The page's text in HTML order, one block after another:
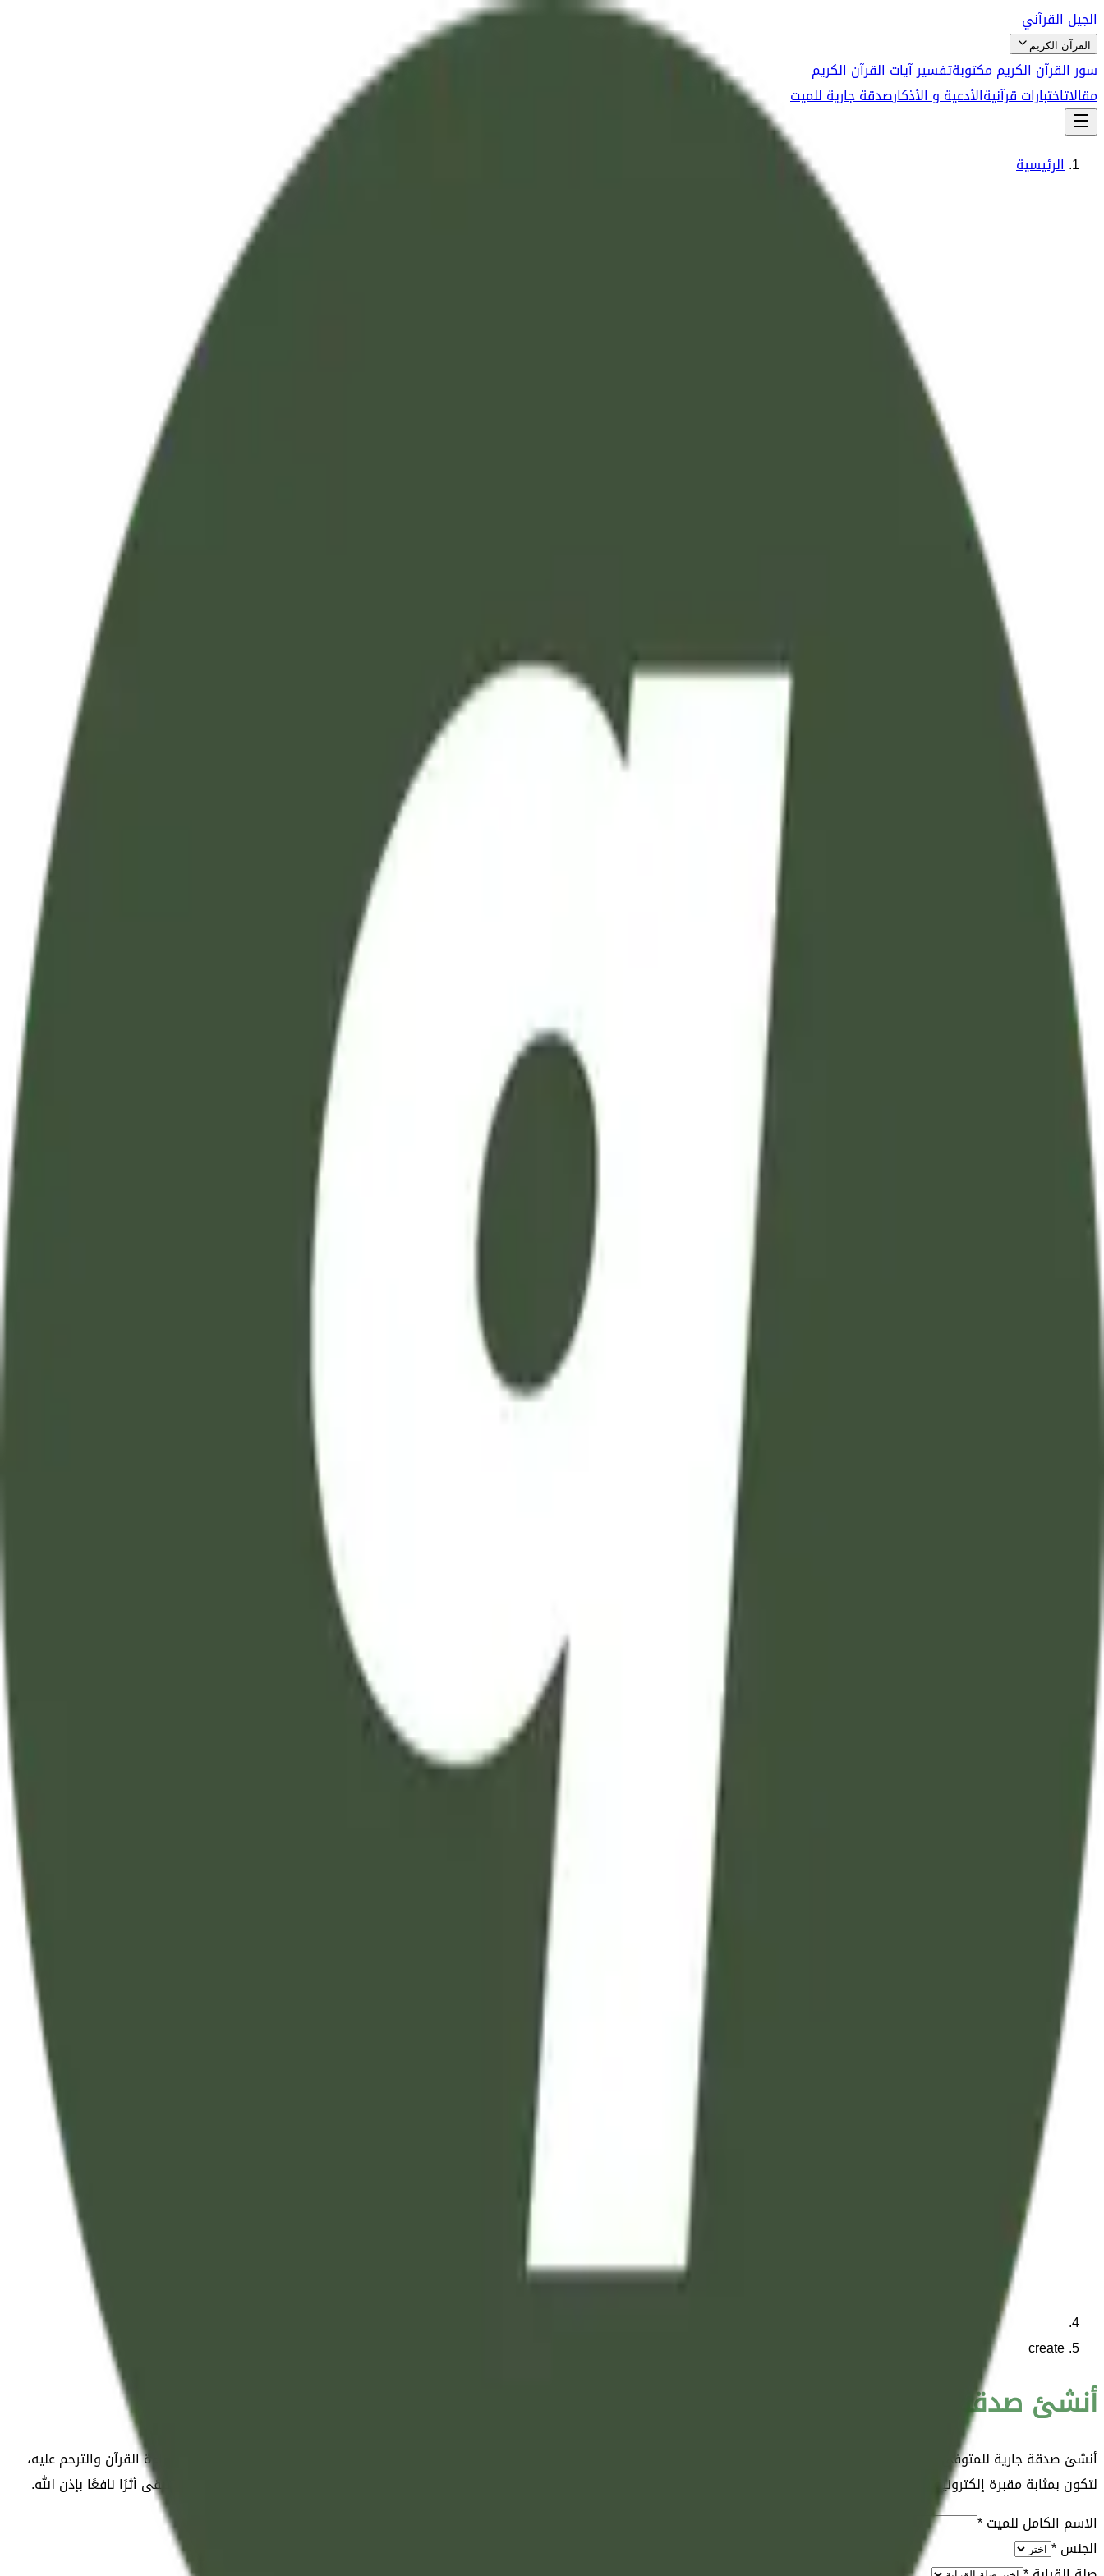
الجيل القرآني
القرآن الكريم
سور القرآن الكريم مكتوبةتفسير آيات القرآن الكريم
مقالاتاختبارات قرآنيةالأدعية و الأذكارصدقة جارية للميت
الرئيسية
create
أنشئ صدقة جارية للمتوفى ( للميت )
أنشئ صدقة جارية للمتوفى (للميت) مجانًا في موقع الجيل القرآني عبر إنشاء صفحة إلكترونية خاصة تُخلّد ذكراه، حيث يمكن للعائلة والأصدقاء مشاركة الصور والدعاء وقراءة القرآن والترحم عليه،
لتكون بمثابة مقبرة إلكترونية إسلامية تحفظ الذكرى الطيبة وتُسهل على الناس الترحم على الميت واستحضار ذكراه وكأنك قمت بزيارة قبره، مع صفحة قابلة للمشاركة تبقى أثرًا نافعًا بإذن الله.
الاسم الكامل للميت *
الجنس *